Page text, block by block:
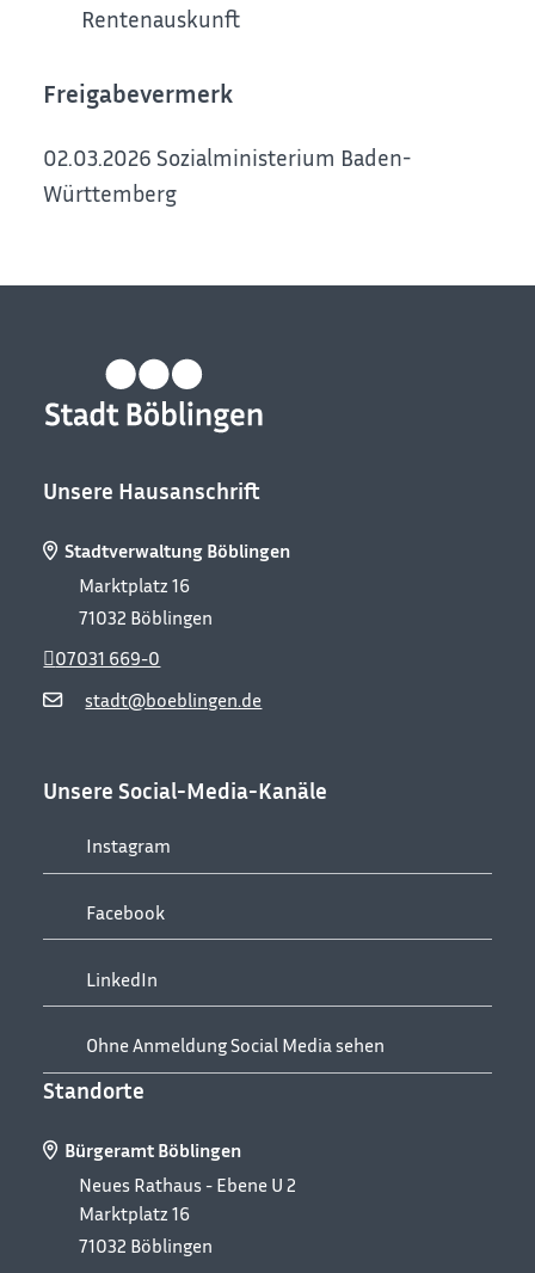
Rentenauskunft
Freigabevermerk
02.03.2026 Sozialministerium Baden-
Württemberg
Unsere Hausanschrift
Stadtverwaltung Böblingen
Marktplatz 16
71032 Böblingen
stadt@boeblingen.de
07031 669-0
Unsere Social-Media-Kanäle
Instagram
Facebook
LinkedIn
Ohne Anmeldung Social Media sehen
Standorte
Bürgeramt Böblingen
Neues Rathaus - Ebene U 2
Marktplatz 16
71032 Böblingen